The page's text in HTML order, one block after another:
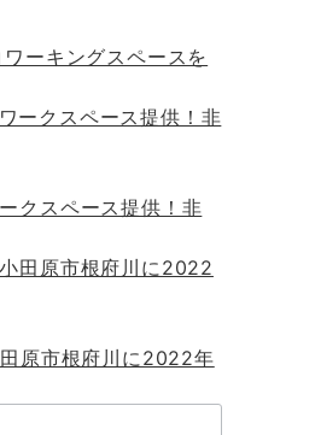
ーキングスペースを
クスペース提供！非
原市根府川に2022年